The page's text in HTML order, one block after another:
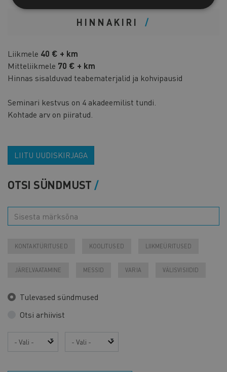
HINNAKIRI
Liikmele 40 € + km
Mitteliikmele 70 € + km
Hinnas sisalduvad teabematerjalid ja kohvipausid
Seminari kestvus on 4 akadeemilist tundi.
Kohtade arv on piiratud.
LIITU UUDISKIRJAGA
OTSI SÜNDMUST
KONTAKTÜRITUSED KOOLITUSED LIIKMEÜRITUSED
JÄRELVAATAMINE MESSID VARIA VÄLISVISIIDID
Tulevased sündmused
Otsi arhiivist
Aasta Kuu